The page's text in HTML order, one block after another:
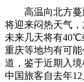
高温向北方蔓
将迎来闷热天气
未来几天将有40℃
重庆等地均有可
道，鉴于近期入
中国旅客自去年